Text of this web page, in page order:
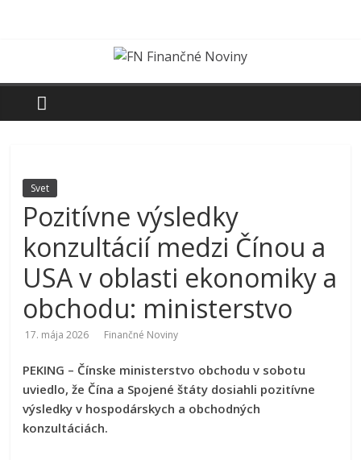
FN
Finančné
Noviny
Denník
ekonomike
spoločnosti
Svet
Pozitívne výsledky
konzultácií medzi Čínou a
USA v oblasti ekonomiky a
obchodu: ministerstvo
17. mája 2026 Finančné Noviny
PEKING – Čínske ministerstvo obchodu v sobotu
uviedlo, že Čína a Spojené štáty dosiahli pozitívne
výsledky v hospodárskych a obchodných
konzultáciách.